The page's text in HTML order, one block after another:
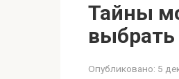
Тайны
Опубликовано: 5